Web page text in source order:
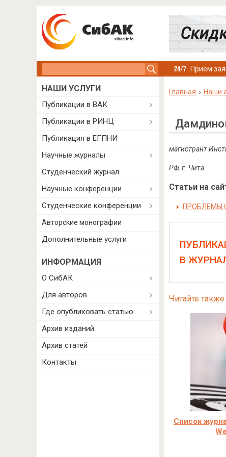
Прием
Главная Наши
магистрант
РФ, г. Чита
Статьи на
ПРОБЛЕМЫ
В
Читайте также
Cписок
НАШИ УСЛУГИ
Публикации в ВАК
Публикации в РИНЦ
Публикация в ЕГПНИ
Научные журналы
Студенческий журнал
Научные конференции
Студенческие конференции
Авторские монографии
Дополнительные услуги
ИНФОРМАЦИЯ
О СибАК
Для авторов
Где опубликовать статью
Архив изданий
Архив статей
Контакты